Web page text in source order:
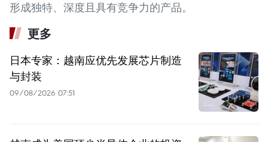
形成独特、深度且具有竞争力的产品。
更多
日本专家：越南应优先发展芯片制造
与封装
09/08/2026 07:51